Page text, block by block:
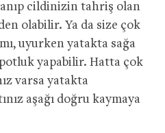
cildinizin tahriş olan
olabilir. Ya da size çok
uyurken yatakta sağa
yapabilir. Hatta çok
varsa yatakta
aşağı doğru kaymaya